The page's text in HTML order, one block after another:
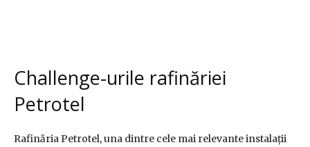
Challenge-urile rafinăriei
Petrotel
Rafinăria Petrotel, una dintre cele mai relevante instalații